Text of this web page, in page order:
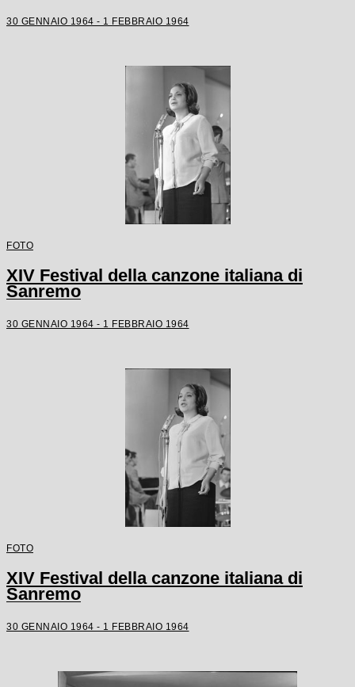
30 GENNAIO 1964 - 1 FEBBRAIO 1964
FOTO
XIV Festival della canzone italiana di
Sanremo
30 GENNAIO 1964 - 1 FEBBRAIO 1964
FOTO
XIV Festival della canzone italiana di
Sanremo
30 GENNAIO 1964 - 1 FEBBRAIO 1964